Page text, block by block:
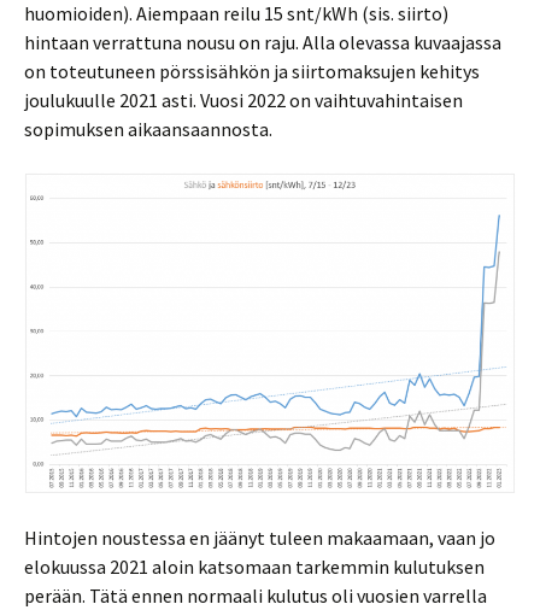
huomioiden). Aiempaan reilu 15 snt/kWh (sis. siirto)
hintaan verrattuna nousu on raju. Alla olevassa kuvaajassa
on toteutuneen pörssisähkön ja siirtomaksujen kehitys
joulukuulle 2021 asti. Vuosi 2022 on vaihtuvahintaisen
sopimuksen aikaansaannosta.
Hintojen noustessa en jäänyt tuleen makaamaan, vaan jo
elokuussa 2021 aloin katsomaan tarkemmin kulutuksen
perään. Tätä ennen normaali kulutus oli vuosien varrella